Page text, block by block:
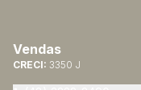
Vendas
CRECI: 3350 J